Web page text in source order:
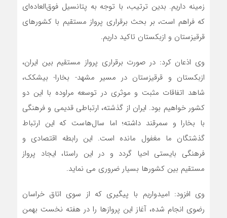
زمینه داریم. بدین ترتیب، با توجه به پتانسیل فوق‌العاده‌ای
که فراهم است، بر بحث برقراری پرواز مستقیم با کشورهای
قرقیزستان و ازبکستان تاکید داریم.
وی اذعان کرد: در صورت برقراری پرواز مستقیم بین ایران،
ازبکستان و قرقیزستان در مسیر مشهد- بخارا- بیشکک،
شاهد اتفاقات مثبت و موثری در توسعه مراوده با این دو
کشور خواهیم بود. ایران از گذشته، ارتباطی قدیمی و فرهنگی
با بخارا و سمرقند داشته؛ اما سال‌هاست که این ارتباط
گذشتگان ما مغفول مانده است. این رابطه اقتصادی و
فرهنگی بایستی احیا گردد و در این راستا، ایجاد پرواز
مستقیم بین کشورها بسیار ضروری می نماید.
وی افزود: امیدواریم با پیگیری که از سوی اتاق خراسان
رضوی انجام شده، آغاز این پروازها را در هفته نخست بهمن